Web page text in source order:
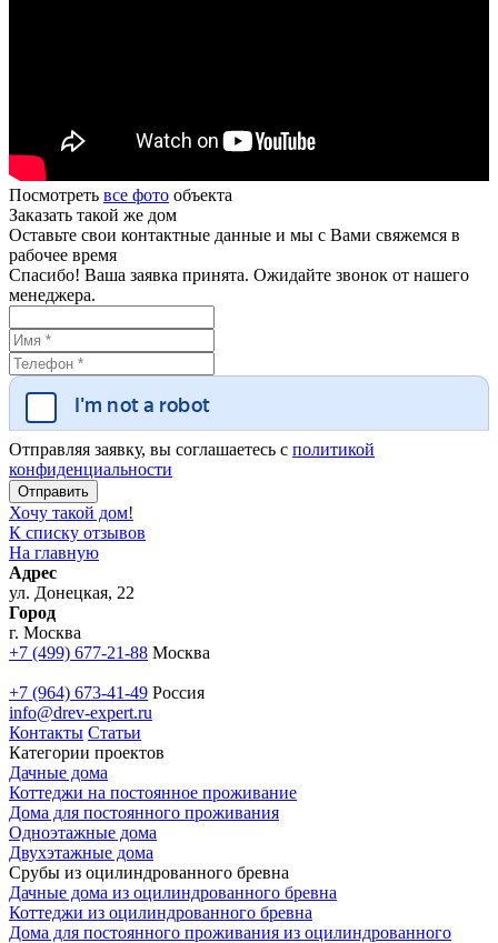
Посмотреть все фото объекта
Заказать такой же дом
Оставьте свои контактные данные и мы с Вами свяжемся в
рабочее время
Спасибо! Ваша заявка принята. Ожидайте звонок от нашего
менеджера.
Отправляя заявку, вы соглашаетесь с политикой
конфиденциальности
Хочу такой дом!
К списку отзывов
На главную
Адрес
ул. Донецкая, 22
Город
г. Москва
+7 (499) 677-21-88 Москва
+7 (964) 673-41-49 Россия
info@drev-expert.ru
Контакты Статьи
Категории проектов
Дачные дома
Коттеджи на постоянное проживание
Дома для постоянного проживания
Одноэтажные дома
Двухэтажные дома
Срубы из оцилиндрованного бревна
Дачные дома из оцилиндрованного бревна
Коттеджи из оцилиндрованного бревна
Дома для постоянного проживания из оцилиндрованного